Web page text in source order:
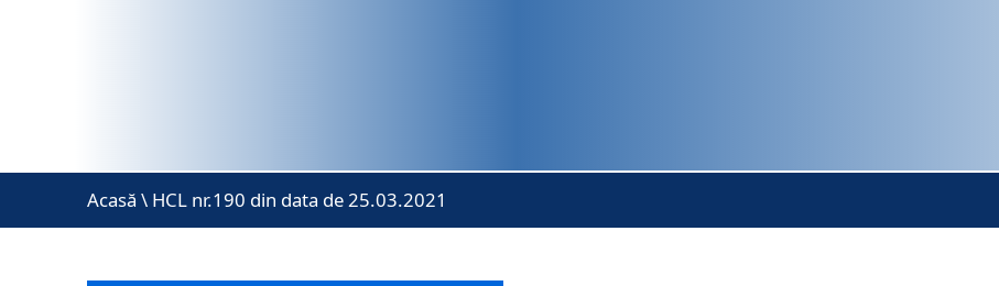
Acasă \ HCL nr.190 din data de 25.03.2021